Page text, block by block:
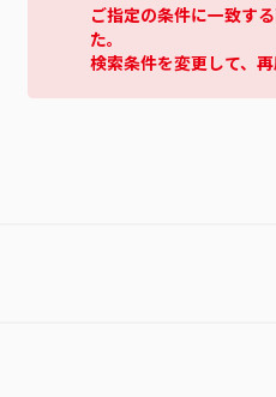
ご指定の条件に一致す
た。
検索条件を変更して、再